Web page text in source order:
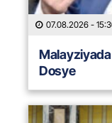
07.08.2026 -
Dosye